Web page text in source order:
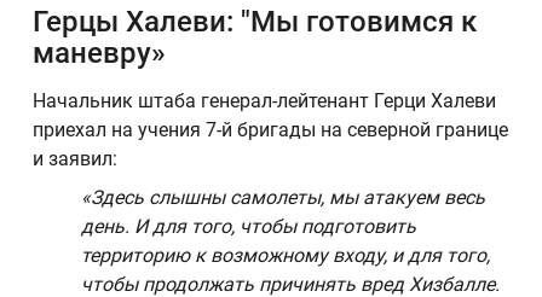
Герцы Халеви: "Мы готовимся к
маневру»
Начальник штаба генерал-лейтенант Герци Халеви
приехал на учения 7-й бригады на северной границе
и заявил:
«Здесь слышны самолеты, мы атакуем весь
день. И для того, чтобы подготовить
территорию к возможному входу, и для того,
чтобы продолжать причинять вред Хизбалле.